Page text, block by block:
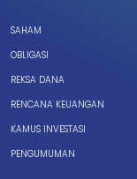
SAHAM
OBLIGASI
REKSA DANA
RENCANA KEUANGAN
KAMUS INVESTASI
PENGUMUMAN